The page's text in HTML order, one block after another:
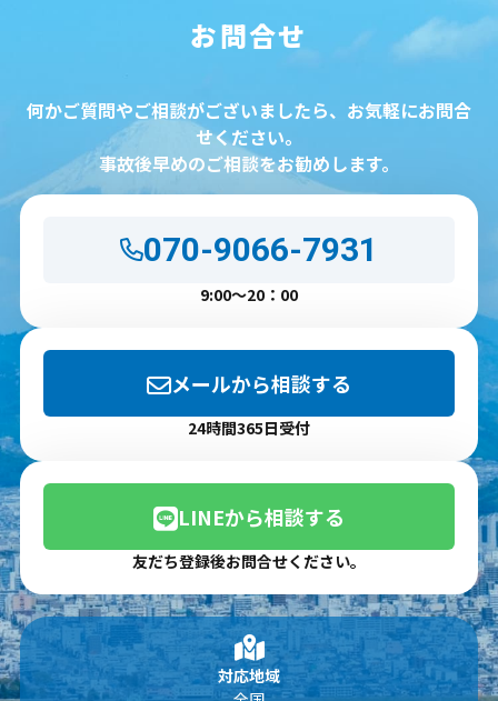
お問合せ
何かご質問やご相談がございましたら、お気軽にお問合
せください。
事故後早めのご相談をお勧めします。
070-9066-7931
9:00～20：00
メールから相談する
24時間365日受付
LINEから相談する
友だち登録後お問合せください。
対応地域